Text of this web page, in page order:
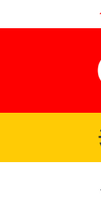
Çavdar